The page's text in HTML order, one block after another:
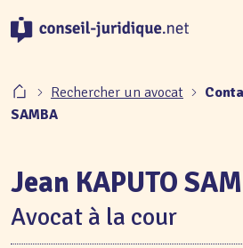
Rechercher un avocat
SAMBA
Jean KAPUTO
Avocat à la cour